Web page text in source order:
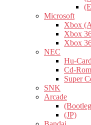
Microsoft
Xbox
Xbox
Xbox
NEC
Hu-
Cd-
Super
SNK
Arcade
(JP)